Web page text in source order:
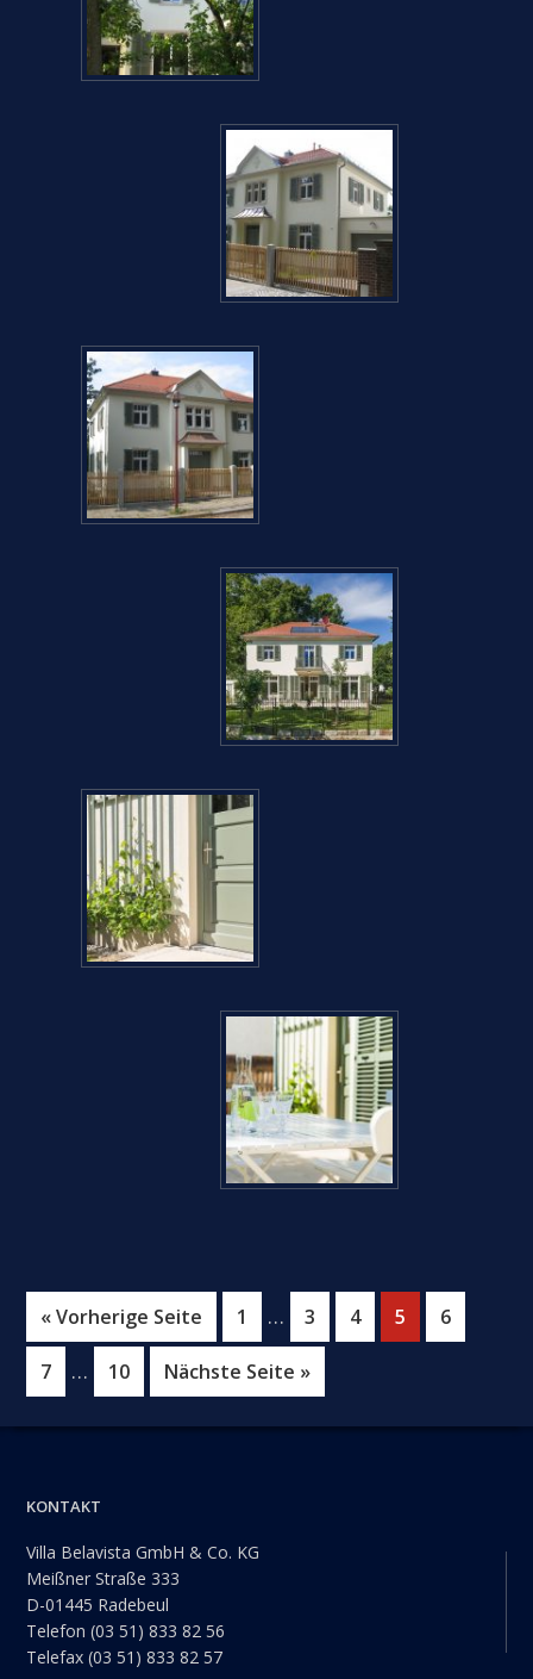
« Vorherige Seite aufrufen
Seite
1
Weggelassene
Zwischenseiten
… Seite
3 Seite
4 Seite
5 Seite
6
Seite
7
Weggelassene
Zwischenseiten
… Seite
10 Nächste Seite aufrufen
»
Footer
KONTAKT
Villa Belavista GmbH & Co. KG
Meißner Straße 333
D-01445 Radebeul
Telefon (03 51) 833 82 56
Telefax (03 51) 833 82 57